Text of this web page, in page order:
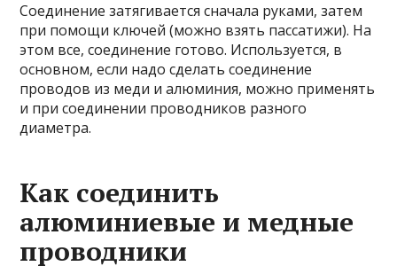
Соединение затягивается сначала руками, затем
при помощи ключей (можно взять пассатижи). На
этом все, соединение готово. Используется, в
основном, если надо сделать соединение
проводов из меди и алюминия, можно применять
и при соединении проводников разного
диаметра.
Как соединить
алюминиевые и медные
проводники